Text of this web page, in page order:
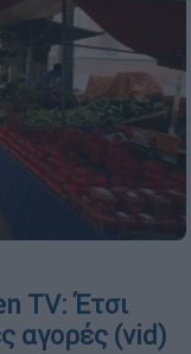
TV: Έτσι
αγορές (vid)